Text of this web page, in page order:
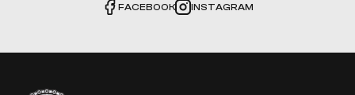
FACEBOOK INSTAGRAM